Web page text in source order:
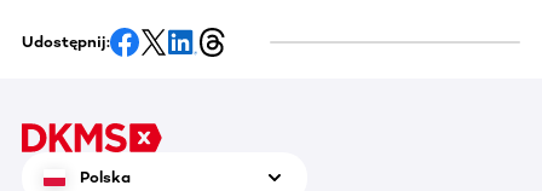
Udostępnij:
Polska